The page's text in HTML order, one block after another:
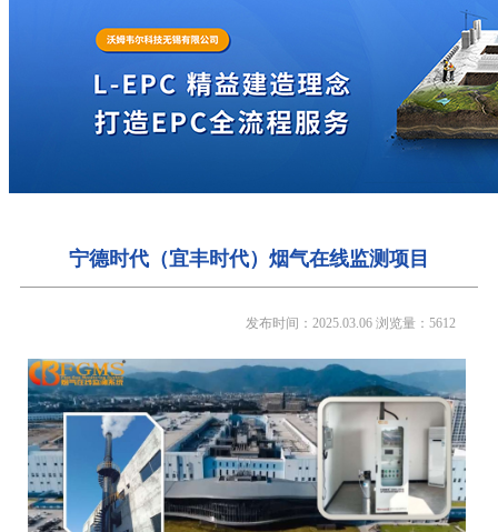
宁德时代（宜丰时代）烟气在线监测项目
发布时间：2025.03.06 浏览量：5612